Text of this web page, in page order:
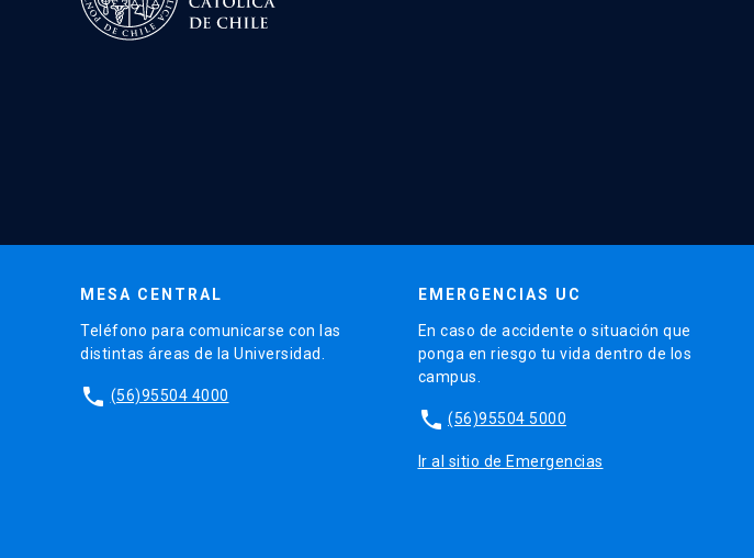
MESA CENTRAL
Teléfono para comunicarse con las
distintas áreas de la Universidad.
phone (56)95504 4000
EMERGENCIAS UC
En caso de accidente o situación que
ponga en riesgo tu vida dentro de los
campus.
phone (56)95504 5000
Ir al sitio de Emergencias